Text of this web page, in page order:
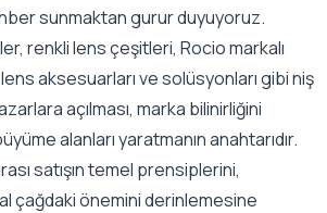
sunmaktan gurur duyuyoruz.
renkli lens çeşitleri, Rocio markalı
aksesuarları ve solüsyonları gibi niş
açılması, marka bilinirliğini
alanları yaratmanın anahtarıdır.
satışın temel prensiplerini,
çağdaki önemini derinlemesine